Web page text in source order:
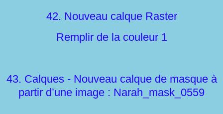
42. Nouveau calque Raster
Remplir de la couleur 1
43. Calques - Nouveau calque de masque à
partir d’une image : Narah_mask_0559